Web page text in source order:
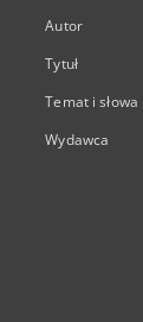
Autor
Tytuł
Temat i
Wydawca